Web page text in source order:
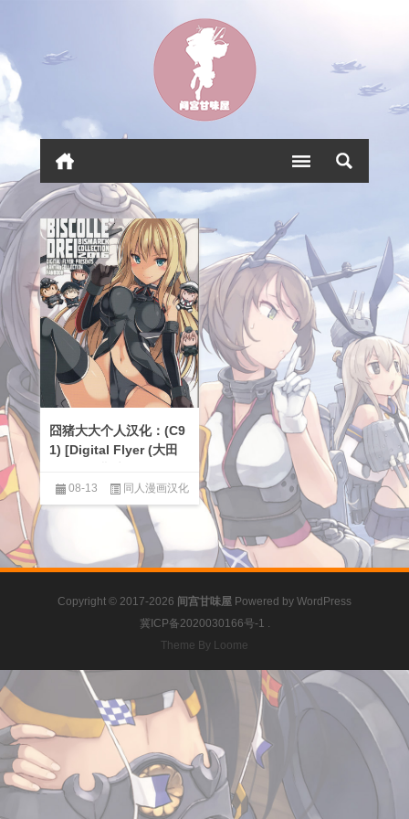
囧猪大大个人汉化：(C9
1) [Digital Flyer (大田
marck Collection 2016
- (艦隊これくしょん -艦
08-13
同人漫画汉化
男性提督love
Copyright © 2017-2026 间宫甘味屋 Powered by WordPress
冀ICP备2020030166号-1 .
Theme By Loome